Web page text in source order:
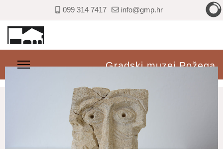
099 314 7417 info@gmp.hr
Gradski muzej Požega